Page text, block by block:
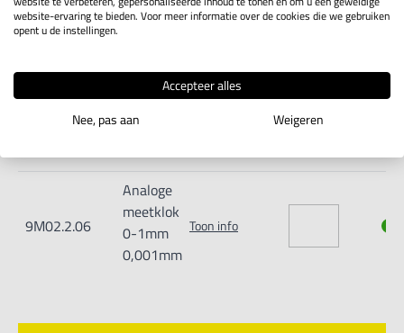
9M02.2.04
0-30mm Toon info
9M02.2.05
Analoge
meetklok
0-50mm
9M02.2.06
Analoge
meetklok
0-1mm
0,001mm
Toon info
website-ervaring te bieden. Voor meer informatie over de cookies die we gebruiken
opent u de instellingen.
Accepteer alles
Nee, pas aan
Weigeren